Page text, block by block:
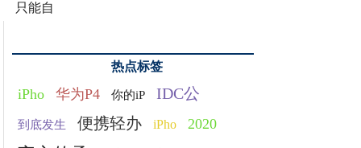
只能自
热点标签
iPho 华为P4 你的iP IDC公
到底发生 便携轻办 iPho 2020